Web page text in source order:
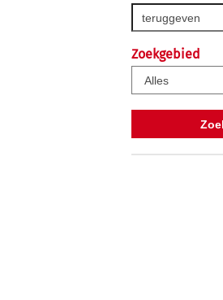
Zoekgebied